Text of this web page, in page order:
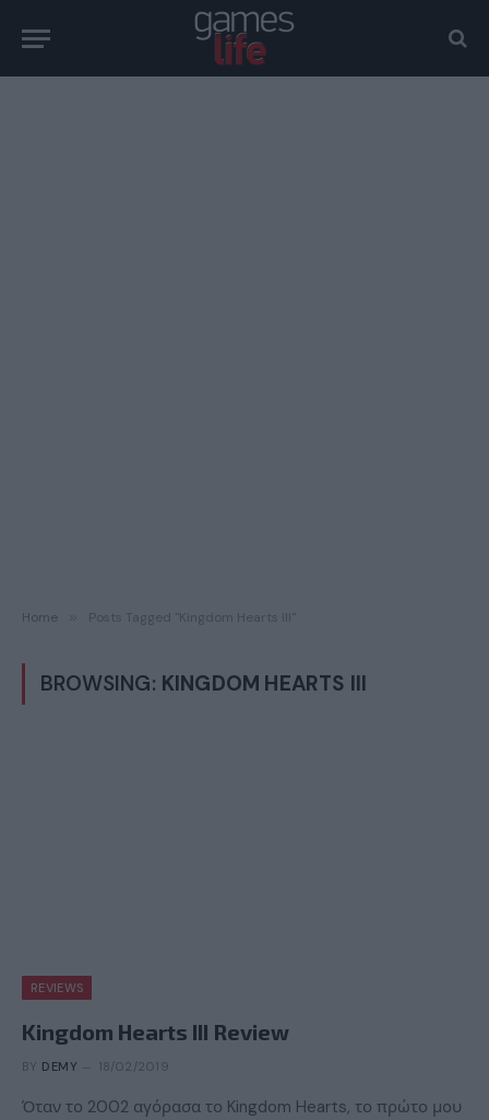
Home Posts Tagged "Kingdom Hearts III"
BROWSING: KINGDOM HEARTS III
REVIEWS
Kingdom Hearts III Review
BY DEMY 18/02/2019
Όταν το 2002 αγόρασα το Kingdom Hearts, το πρώτο μου